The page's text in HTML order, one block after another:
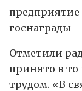
госнаграды
Отметили
принято в
трудом. «В